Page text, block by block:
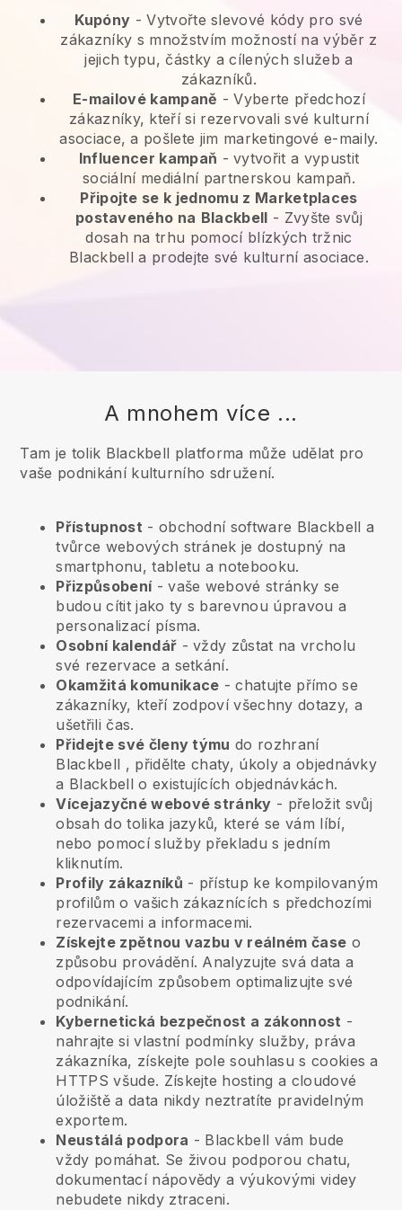
Kupóny - Vytvořte slevové kódy pro své
zákazníky s množstvím možností na výběr z
jejich typu, částky a cílených služeb a
zákazníků.
E-mailové kampaně -Vyberte předchozí
zákazníky, kteří si rezervovali své kulturní
asociace, a pošlete jim marketingové e-maily.
Influencer kampaň - vytvořit a vypustit
sociální mediální partnerskou kampaň.
Připojte se k jednomu z Marketplaces
postaveného na Blackbell - Zvyšte svůj
dosah na trhu pomocí blízkých tržnic
Blackbell a prodejte své kulturní asociace.
A mnohem více ...
Tam je tolik Blackbell platforma může udělat pro
vaše podnikání kulturního sdružení.
Přístupnost - obchodní software Blackbell a
tvůrce webových stránek je dostupný na
smartphonu, tabletu a notebooku.
Přizpůsobení- vaše webové stránky se
budou cítit jako ty s barevnou úpravou a
personalizací písma.
Osobní kalendář - vždy zůstat na vrcholu
své rezervace a setkání.
Okamžitá komunikace - chatujte přímo se
zákazníky, kteří zodpoví všechny dotazy, a
ušetřili čas.
Přidejte své členy týmu do rozhraní
Blackbell , přidělte chaty, úkoly a objednávky
a Blackbell o existujících objednávkách.
Vícejazyčné webové stránky - přeložit svůj
obsah do tolika jazyků, které se vám líbí,
nebo pomocí služby překladu s jedním
kliknutím.
Profily zákazníků - přístup ke kompilovaným
profilům o vašich zákaznících s předchozími
rezervacemi a informacemi.
Získejte zpětnou vazbu v reálném čase o
způsobu provádění. Analyzujte svá data a
odpovídajícím způsobem optimalizujte své
podnikání.
Kybernetická bezpečnost a zákonnost -
nahrajte si vlastní podmínky služby, práva
zákazníka, získejte pole souhlasu s cookies a
HTTPS všude. Získejte hosting a cloudové
úložiště a data nikdy neztratíte pravidelným
exportem.
Neustálá podpora - Blackbell vám bude
vždy pomáhat. Se živou podporou chatu,
dokumentací nápovědy a výukovými videy
nebudete nikdy ztraceni.